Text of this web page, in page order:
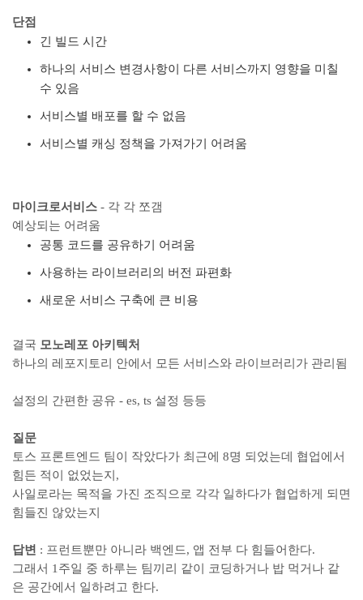
단점
긴 빌드 시간
하나의 서비스 변경사항이 다른 서비스까지 영향을 미칠
수 있음
서비스별 배포를 할 수 없음
서비스별 캐싱 정책을 가져가기 어려움
마이크로서비스 - 각 각 쪼갬
예상되는 어려움
공통 코드를 공유하기 어려움
사용하는 라이브러리의 버전 파편화
새로운 서비스 구축에 큰 비용
결국 모노레포 아키텍처
하나의 레포지토리 안에서 모든 서비스와 라이브러리가 관리됨
설정의 간편한 공유 - es, ts 설정 등등
질문
토스 프론트엔드 팀이 작았다가 최근에 8명 되었는데 협업에서
힘든 적이 없었는지,
사일로라는 목적을 가진 조직으로 각각 일하다가 협업하게 되면
힘들진 않았는지
답변 : 프런트뿐만 아니라 백엔드, 앱 전부 다 힘들어한다.
그래서 1주일 중 하루는 팀끼리 같이 코딩하거나 밥 먹거나 같
은 공간에서 일하려고 한다.